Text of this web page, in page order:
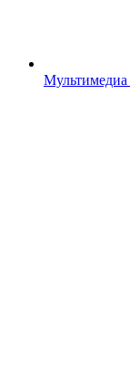
Мультимедиа